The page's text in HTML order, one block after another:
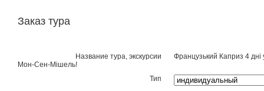
Заказ тура
Название тура, экскурсии
Французький Каприз 4
Мон-Сен-Мішель!
Тип